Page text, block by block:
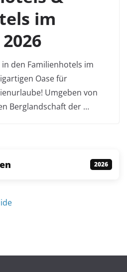
im
den Familienhotels im
Oase für
Umgeben von
Berglandschaft der …
2026